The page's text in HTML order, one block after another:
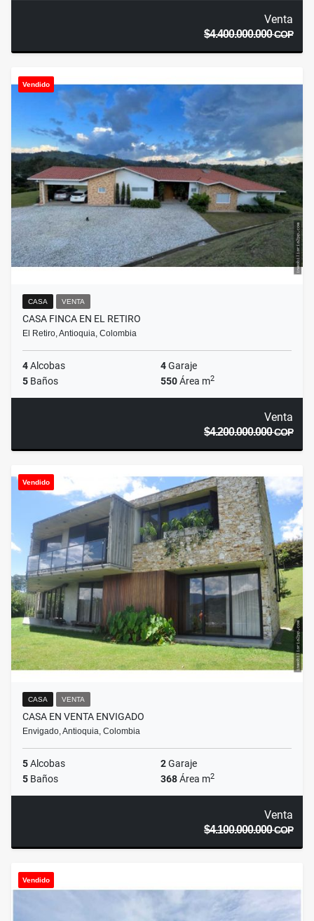
Venta
$4.400.000.000COP
Vendido
CASA VENTA
CASA FINCA EN EL RETIRO
El Retiro, Antioquia, Colombia
4Alcobas 4Garaje
5 Baños 550Área m2
Venta
$4.200.000.000COP
Vendido
CASA VENTA
CASA EN VENTA ENVIGADO
Envigado, Antioquia, Colombia
5Alcobas 2Garaje
5 Baños 368Área m2
Venta
$4.100.000.000COP
Vendido